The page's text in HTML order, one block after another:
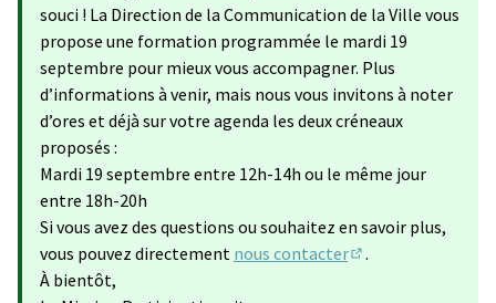
souci ! La Direction de la Communication de la Ville vous
propose une formation programmée le mardi 19
septembre pour mieux vous accompagner. Plus
d’informations à venir, mais nous vous invitons à noter
d’ores et déjà sur votre agenda les deux créneaux
proposés :
Mardi 19 septembre entre 12h-14h ou le même jour
entre 18h-20h
Si vous avez des questions ou souhaitez en savoir plus,
vous pouvez directement nous contacter
.
À bientôt,